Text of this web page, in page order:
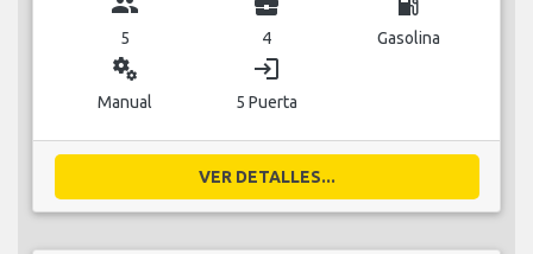
5 4 Gasolina
miscellaneous_services
Manual
login
5 Puerta
VER DETALLES...